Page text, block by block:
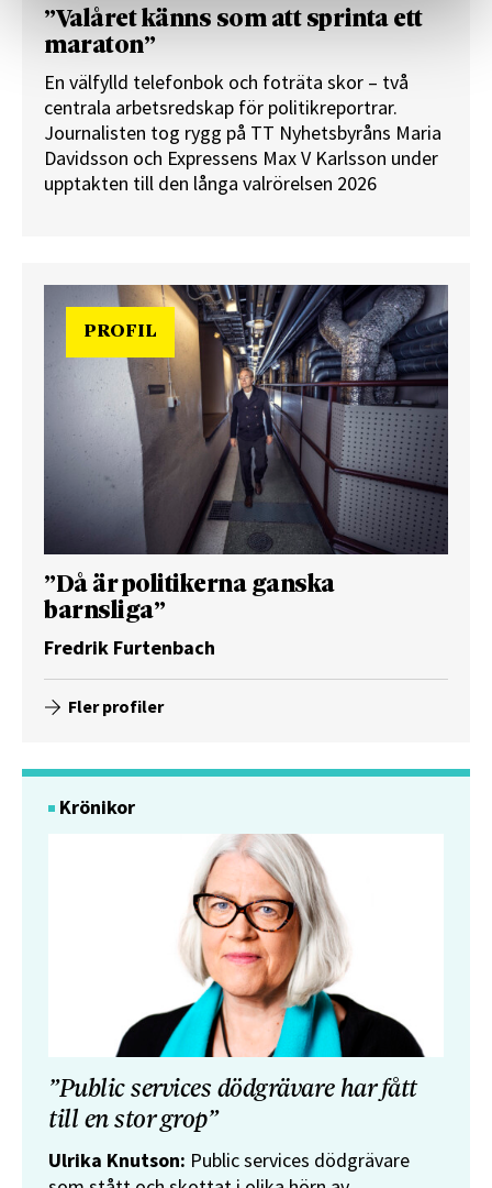
”Valåret känns som att sprinta ett
maraton”
En välfylld telefonbok och foträta skor – två
centrala arbetsredskap för politikreportrar.
Journalisten tog rygg på TT Nyhetsbyråns Maria
Davidsson och Expressens Max V Karlsson under
upptakten till den långa valrörelsen 2026
PROFIL
”Då är politikerna ganska
barnsliga”
Fredrik Furtenbach
Fler profiler
Krönikor
”Public services dödgrävare har fått
till en stor grop”
Ulrika Knutson: Public services dödgrävare